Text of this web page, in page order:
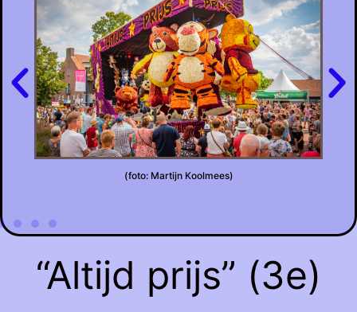
(foto: Martijn Koolmees)
“Altijd prijs” (3e)